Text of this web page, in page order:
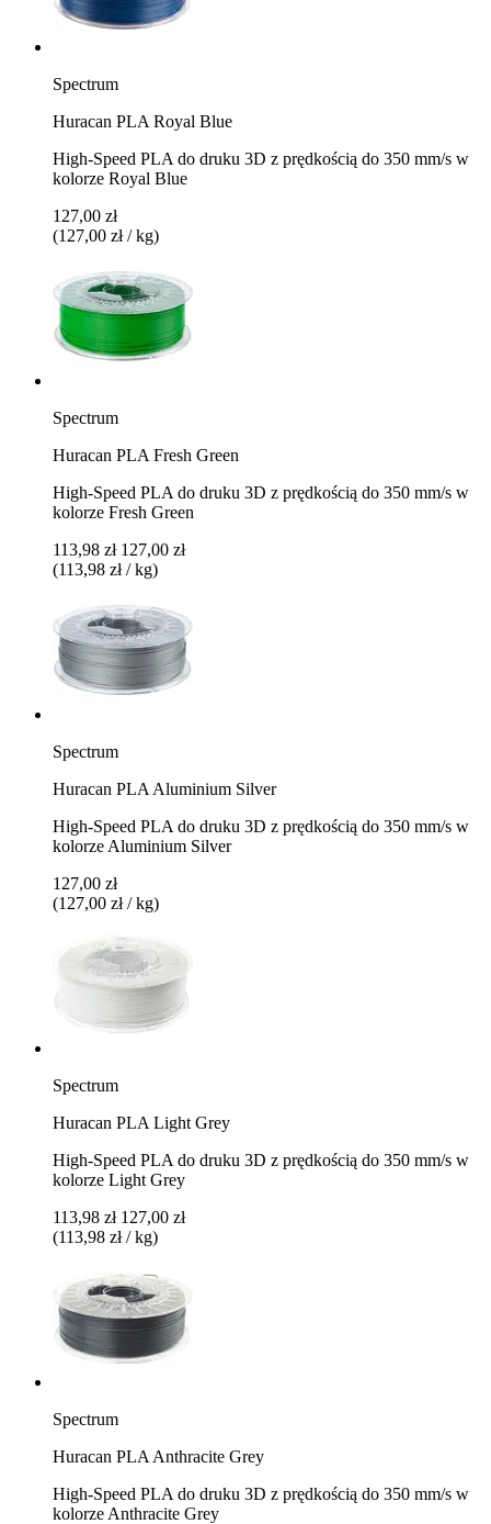
Spectrum
Huracan PLA Royal Blue
High-Speed PLA do druku 3D z prędkością do 350 mm/s w
kolorze Royal Blue
127,00 zł
(127,00 zł / kg)
Spectrum
Huracan PLA Fresh Green
High-Speed PLA do druku 3D z prędkością do 350 mm/s w
kolorze Fresh Green
113,98 zł 127,00 zł
(113,98 zł / kg)
Spectrum
Huracan PLA Aluminium Silver
High-Speed PLA do druku 3D z prędkością do 350 mm/s w
kolorze Aluminium Silver
127,00 zł
(127,00 zł / kg)
Spectrum
Huracan PLA Light Grey
High-Speed PLA do druku 3D z prędkością do 350 mm/s w
kolorze Light Grey
113,98 zł 127,00 zł
(113,98 zł / kg)
Spectrum
Huracan PLA Anthracite Grey
High-Speed PLA do druku 3D z prędkością do 350 mm/s w
kolorze Anthracite Grey